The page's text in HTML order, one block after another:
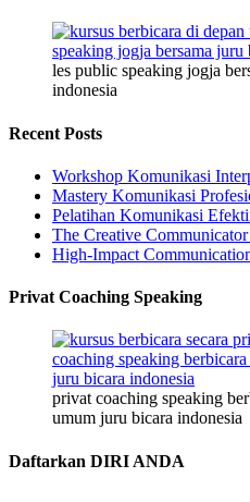
les public speaking jogja
indonesia
Recent Posts
Workshop Komunikasi
Mastery Komunikasi
Pelatihan Komunikasi
The Creative Communicator
High-Impact
Privat Coaching Speaking
privat coaching speaking
umum juru bicara indonesia
Daftarkan DIRI ANDA